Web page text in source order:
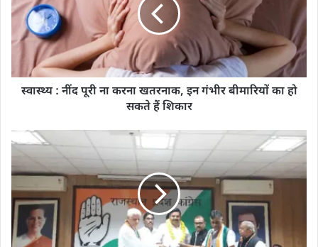
स्वास्थ्य : नींद पूरी ना करना खतरनाक, इन गंभीर बीमारियों का हो
सकते हैं शिकार